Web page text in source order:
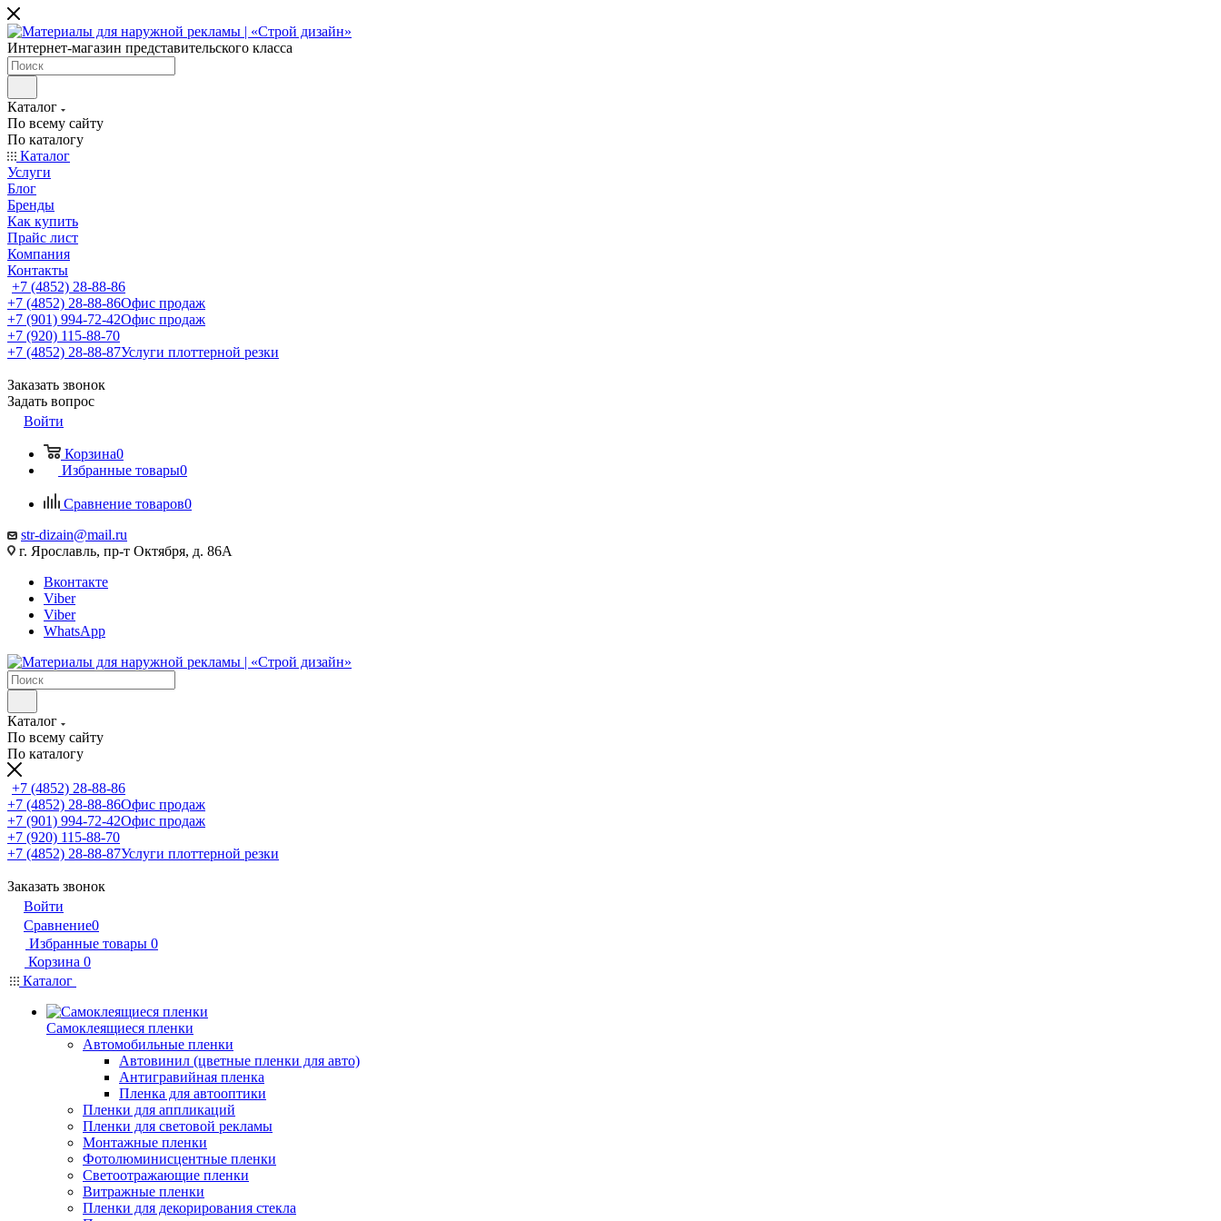
Интернет-магазин представительского класса
Каталог
По всему сайту
По каталогу
Каталог
Услуги
Блог
Бренды
Как купить
Прайс лист
Компания
Контакты
+7 (4852) 28-88-86
+7 (4852) 28-88-86Офис продаж
+7 (901) 994-72-42Офис продаж
+7 (920) 115-88-70
+7 (4852) 28-88-87Услуги плоттерной резки
Заказать звонок
Задать вопрос
Войти
Корзина0
Избранные товары0
Сравнение товаров0
str-dizain@mail.ru
г. Ярославль, пр-т Октября, д. 86А
Вконтакте
Viber
Viber
WhatsApp
Каталог
По всему сайту
По каталогу
+7 (4852) 28-88-86
+7 (4852) 28-88-86Офис продаж
+7 (901) 994-72-42Офис продаж
+7 (920) 115-88-70
+7 (4852) 28-88-87Услуги плоттерной резки
Заказать звонок
Войти
Сравнение0
Избранные товары 0
Корзина 0
Каталог
Самоклеящиеся пленки
Автомобильные пленки
Автовинил (цветные пленки для авто)
Антигравийная пленка
Пленка для автооптики
Пленки для аппликаций
Пленки для световой рекламы
Монтажные пленки
Фотолюминисцентные пленки
Светоотражающие пленки
Витражные пленки
Пленки для декорирования стекла